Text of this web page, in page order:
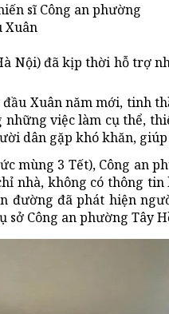
sĩ Công an phường
Xuân
Nội) đã kịp thời hỗ
Xuân năm mới, tinh
việc làm cụ thể,
dân gặp khó khăn,
mùng 3 Tết), Công an
nhà, không có thông
đường đã phát hiện
sở Công an phường Tây